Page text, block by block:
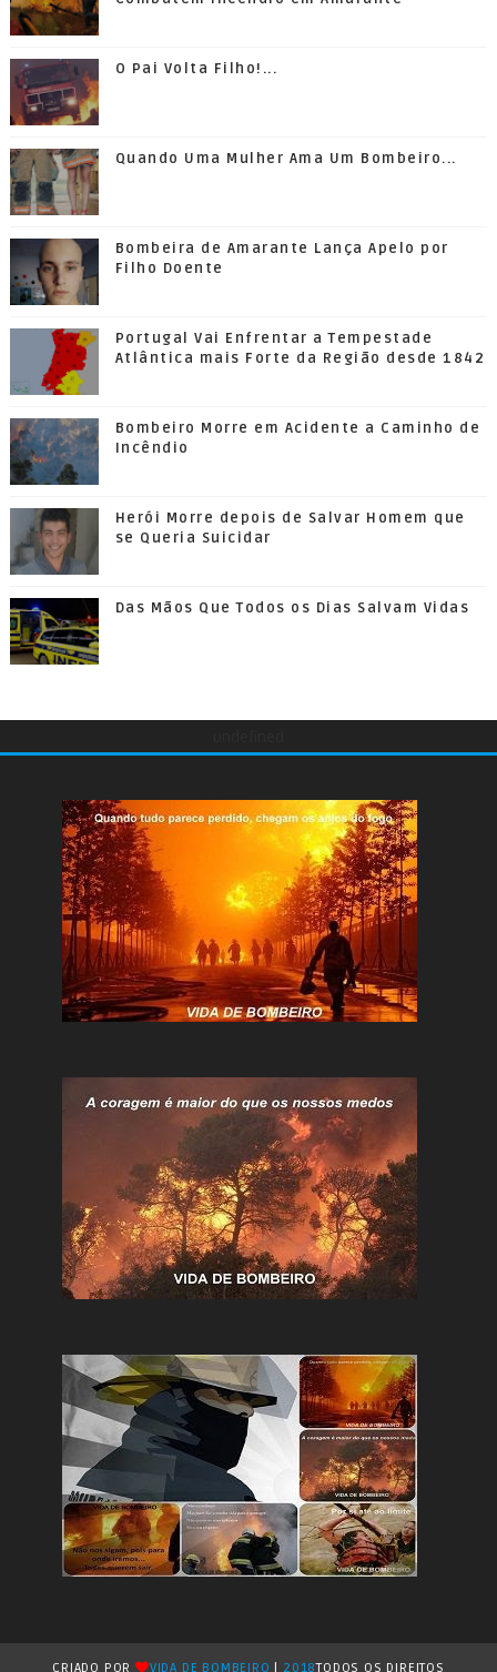
O Pai Volta Filho!...
Quando Uma Mulher Ama Um Bombeiro...
Bombeira de Amarante Lança Apelo por
Filho Doente
Portugal Vai Enfrentar a Tempestade
Atlântica mais Forte da Região desde 1842
Bombeiro Morre em Acidente a Caminho de
Incêndio
Herói Morre depois de Salvar Homem que
se Queria Suicidar
Das Mãos Que Todos os Dias Salvam Vidas
CRIADO POR VIDA DE BOMBEIRO | 2018TODOS OS DIREITOS